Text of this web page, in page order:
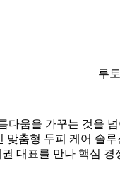
루
움을 가꾸는 것을
춤형 두피 케어 솔
대표를 만나 핵심